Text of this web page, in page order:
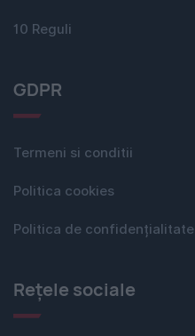
10 Reguli
GDPR
Termeni si conditii
Politica cookies
Politica de confidențialitate
Rețele sociale